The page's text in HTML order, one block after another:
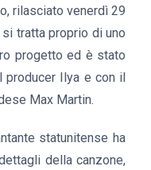
rilasciato venerdì 29
tratta proprio di uno
progetto ed è stato
producer Ilya e con il
Max Martin.
statunitense ha
della canzone,